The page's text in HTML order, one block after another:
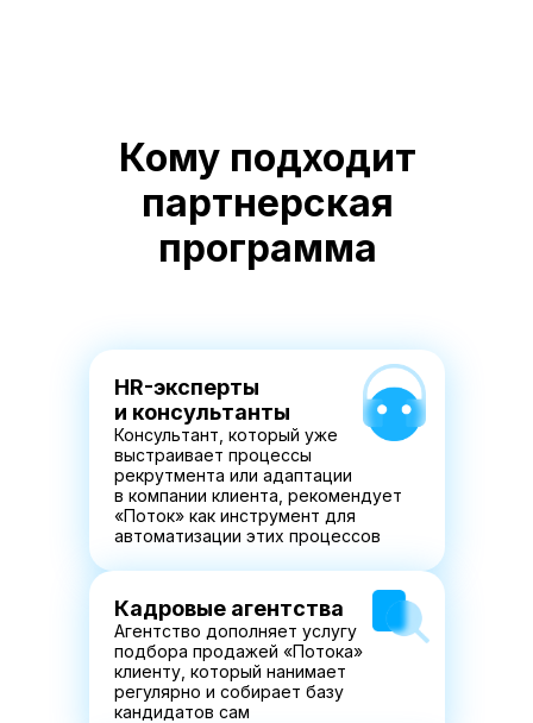
HR-эксперты
и консультанты
Консультант, который уже
выстраивает процессы
рекрутмента или адаптации
в компании клиента, рекомендует
«Поток» как инструмент для
автоматизации этих процессов
Кадровые агентства
Агентство дополняет услугу
подбора продажей «Потока»
клиенту, который нанимает
регулярно и собирает базу
кандидатов сам
Кому подходит
партнерская
программа